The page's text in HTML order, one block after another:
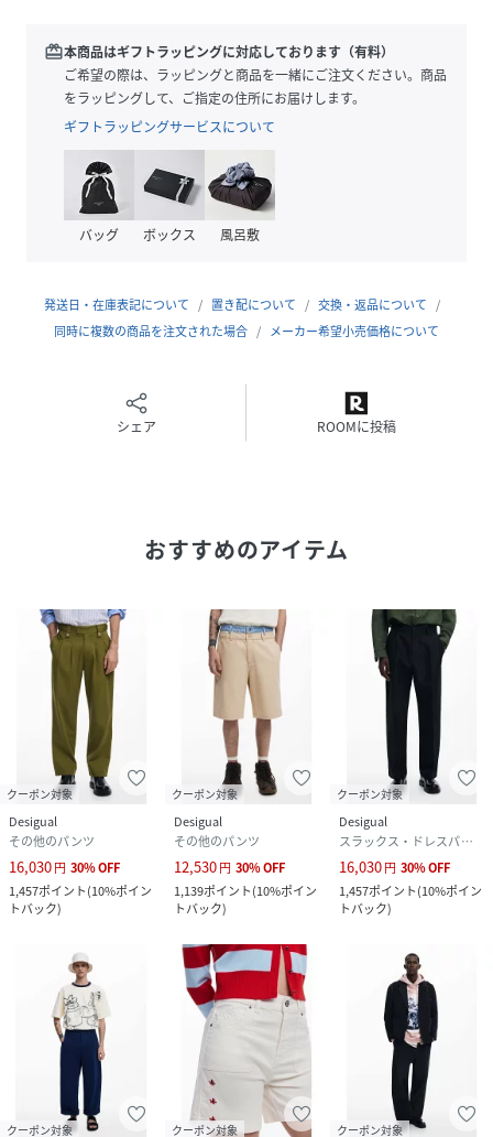
ことなのかを改めて感じてもらいたいという私たちの願いが
込められています。 自由で楽しく、カラフルで前向き。本当
の自分を呼び覚ます鮮やかなカラーやプリント、他とは一味
違うスタイルはファッションを楽しくするものばかりです。
モデル身長：183cm 着用サイズ：32
性別タイプ メンズ
素材 コットン100%
クリーニング
redeem本商品はギフトラッピングに対応しております（有料）
ご希望の際は、ラッピングと商品を一緒にご注文ください。商品
をラッピングして、ご指定の住所にお届けします。
ギフトラッピングサービスについて
バッグ ボックス 風呂敷
発送日・在庫表記について 置き配について
交換・返品について
同時に複数の商品を注文された場合
メーカー希望小売価格について
シェア ROOMに投稿
おすすめのアイテム
クーポン対象
Desigual
その他のパンツ
16,030円 30%OFF
1,457ポイント(10%ポイン
トバック)
クーポン対象
Desigual
その他のパンツ
12,530円 30%OFF
1,139ポイント(10%ポイン
トバック)
クーポン対象
Desigual
スラックス・ドレスパンツ
16,030円 30%OFF
1,457ポイント(10%ポイン
トバック)
クーポン対象 クーポン対象 クーポン対象